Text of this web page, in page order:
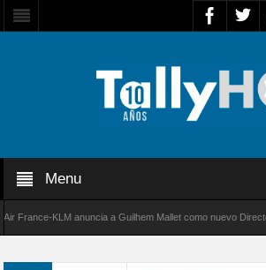
Menu
KLM anuncia a Guilhem Mallet como nuevo Director